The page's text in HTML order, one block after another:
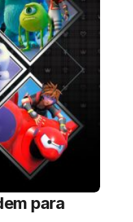
para